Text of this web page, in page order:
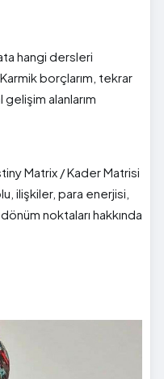
hangi dersleri
borçlarım, tekrar
alanlarım
Matrix / Kader Matrisi
ilişkiler, para enerjisi,
noktaları hakkında